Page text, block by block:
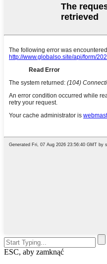
ESC, aby zamknąć